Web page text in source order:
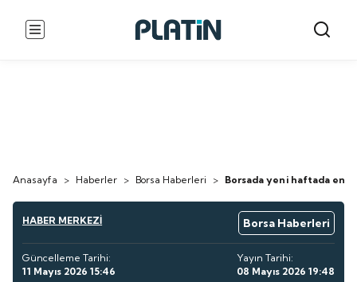
Anasayfa > Haberler > Borsa Haberleri > Borsada yeni haftada en
HABER MERKEZİ Borsa Haberleri
Güncelleme Tarihi:
11 Mayıs 2026 15:46
Yayın Tarihi:
08 Mayıs 2026 19:48